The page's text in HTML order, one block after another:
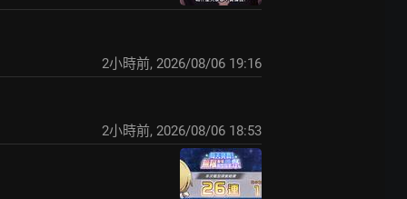
2小時前, 2026/08/06 19:16
2小時前, 2026/08/06 18:53